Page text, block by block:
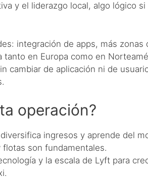
y el liderazgo local, algo lógico
integración de apps, más
en Europa como en
cambiar de aplicación ni de
operación?
ingresos y aprende del
son fundamentales.
y la escala de Lyft para